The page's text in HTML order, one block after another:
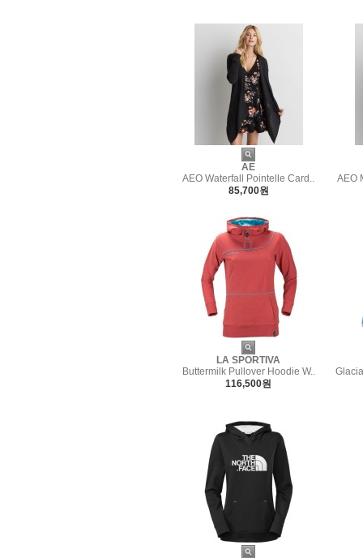
AE
AEO Waterfall Pointelle Card..
85,700원
AEO
LA SPORTIVA
Buttermilk Pullover Hoodie W..
116,500원